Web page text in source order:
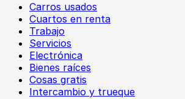
Carros usados
Cuartos en renta
Trabajo
Servicios
Electrónica
Bienes raíces
Cosas gratis
Intercambio y trueque